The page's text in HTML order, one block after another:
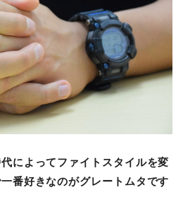
によってファイトスタイルを変
番好きなのがグレートムタです